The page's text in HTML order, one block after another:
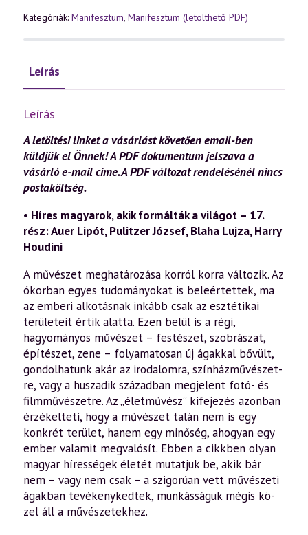
Kategóriák: Manifesztum Manifesztum (letölthető PDF)
Leírás
Leírás
A letöltési linket a vásárlást követően email-ben
küldjük el Önnek! A PDF dokumentum jelszavaa
vásárló e-mail címe. A PDF változat rendelésénél nincs
postaköltség.
• Híres magyarok, akik formálták a világot – 17.
rész: Auer Lipót, Pulitzer József, Blaha Lujza, Harry
Houdini
A művészet meghatározása korról korra változik. Az
ókor­ban egyes tudományokat is beleértettek, ma
az emberi al­kotásnak inkább csak az esztétikai
területeit értik alatta. Ezen belül is a régi,
hagyományos művészet – festészet, szobrászat,
építészet, zene – folyamatosan új ágakkal bő­vült,
gondolhatunk akár az irodalomra, színházművészet­
re, vagy a huszadik században megjelent fotó- és
filmmű­vészetre. Az „életművész” kifejezés azonban
érzékelteti, hogy a művészet talán nem is egy
konkrét terület, hanem egy minőség, ahogyan egy
ember valamit megvalósít. Eb­ben a cikkben olyan
magyar hírességek életét mutatjuk be, akik bár
nem – vagy nem csak – a szigorúan vett mű­vészeti
ágakban tevékenykedtek, munkásságuk mégis kö­
zel áll a művészetekhez.